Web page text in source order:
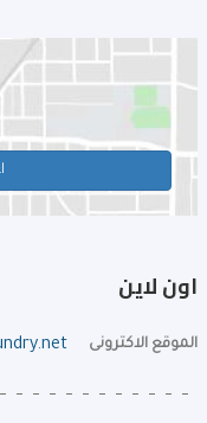
اون لاين
الموقع الاكترونى